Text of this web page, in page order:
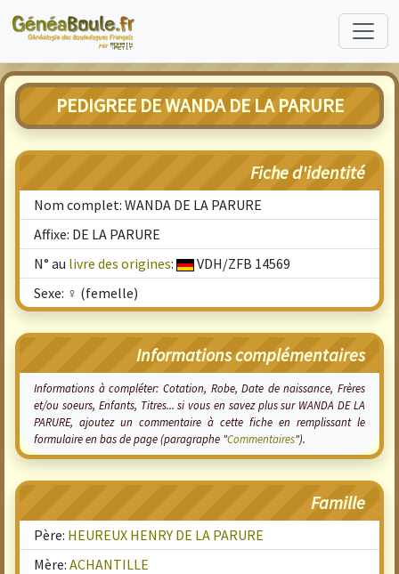
PEDIGREE DE WANDA DE LA PARURE
Fiche d'identité
Nom complet: WANDA DE LA PARURE
Affixe: DE LA PARURE
N° au livre des origines:
VDH/ZFB 14569
Sexe: ♀ (femelle)
Informations complémentaires
Informations à compléter: Cotation, Robe, Date de naissance, Frères
et/ou soeurs, Enfants, Titres... si vous en savez plus sur WANDA DE LA
PARURE, ajoutez un commentaire à cette fiche en remplissant le
formulaire en bas de page (paragraphe "Commentaires").
Famille
Père: HEUREUX HENRY DE LA PARURE
Mère: ACHANTILLE